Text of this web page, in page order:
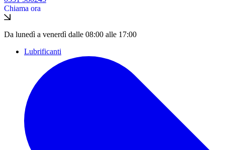
Chiama ora
Da lunedì a venerdì dalle 08:00 alle 17:00
Lubrificanti